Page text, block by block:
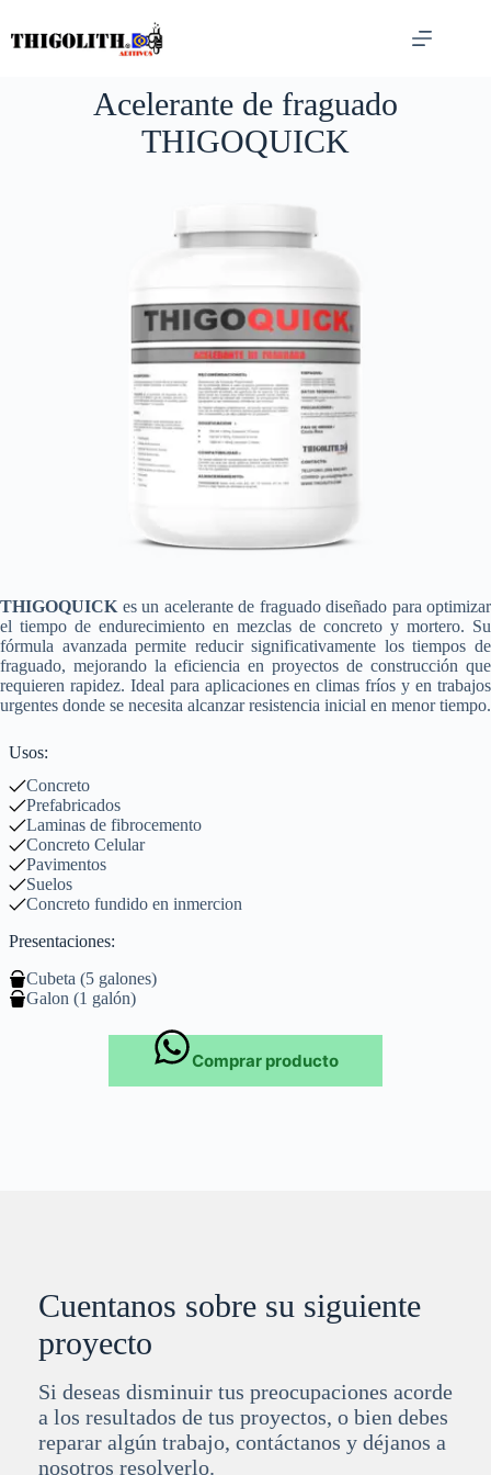
contenido
Acelerante de fraguado
THIGOQUICK
THIGOQUICK es un acelerante de fraguado diseñado para optimizar
el tiempo de endurecimiento en mezclas de concreto y mortero. Su
fórmula avanzada permite reducir significativamente los tiempos de
fraguado, mejorando la eficiencia en proyectos de construcción que
requieren rapidez. Ideal para aplicaciones en climas fríos y en trabajos
urgentes donde se necesita alcanzar resistencia inicial en menor tiempo.
Usos:
Concreto
Prefabricados
Laminas de fibrocemento
Concreto Celular
Pavimentos
Suelos
Concreto fundido en inmercion
Presentaciones:
Cubeta (5 galones)
Galon (1 galón)
Comprar producto
Cuentanos sobre su siguiente
proyecto
Si deseas disminuir tus preocupaciones acorde
a los resultados de tus proyectos, o bien debes
reparar algún trabajo, contáctanos y déjanos a
nosotros resolverlo.